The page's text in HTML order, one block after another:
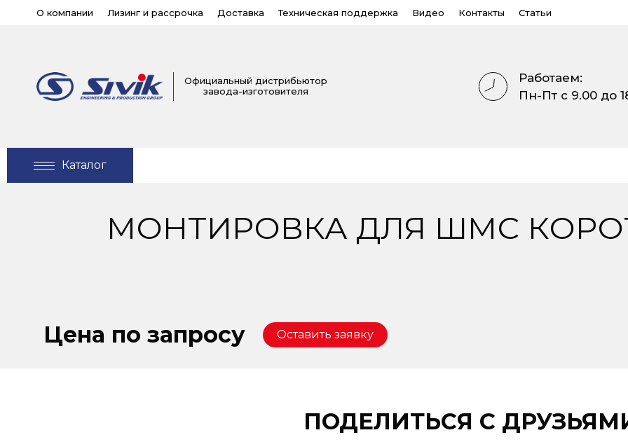
О компании Лизинг и рассрочка Доставка Техническая поддержка Видео Контакты Статьи
Официальный дистрибьютор
завода-изготовителя
Работаем:
Пн-Пт с 9.00 до
Каталог
МОНТИРОВКА ДЛЯ ШМС
Цена по запросу Оставить заявку
ПОДЕЛИТЬСЯ С